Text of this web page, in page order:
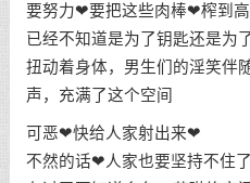
要努力❤要把这些肉棒❤榨到
已经不知道是为了钥匙还是为
扭动着身体，男生们的淫笑伴
声，充满了这个空间
可恶❤快给人家射出来❤
不然的话❤人家也要坚持不住